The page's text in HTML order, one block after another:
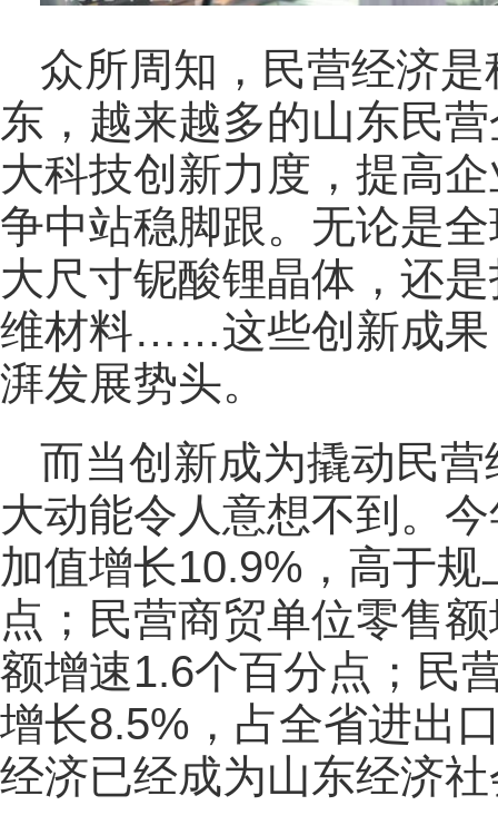
众所周知，民营经济
东，越来越多的山东民
大科技创新力度，提高
争中站稳脚跟。无论是
大尺寸铌酸锂晶体，还
维材料……这些创新成果
湃发展势头。
而当创新成为撬动民
大动能令人意想不到。
加值增长10.9%，高于
点；民营商贸单位零售
额增速1.6个百分点；民
增长8.5%，占全省进出
经济已经成为山东经济